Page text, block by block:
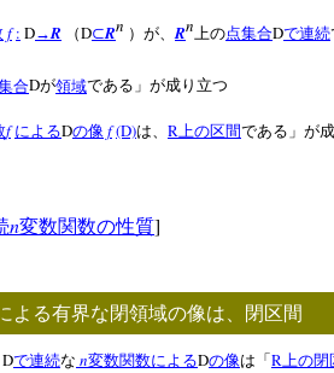
f : D→R （D⊂Rn ）が、Rn上の点集合Dで連続
合Dが領域である」が成り立つ
f によるDの像 f(D)は、 R 上の区間である」が
n変数関数の性質]
よる有界な閉領域の像は、閉区間
Dで連続な n変数関数によるDの像は「 R上の閉